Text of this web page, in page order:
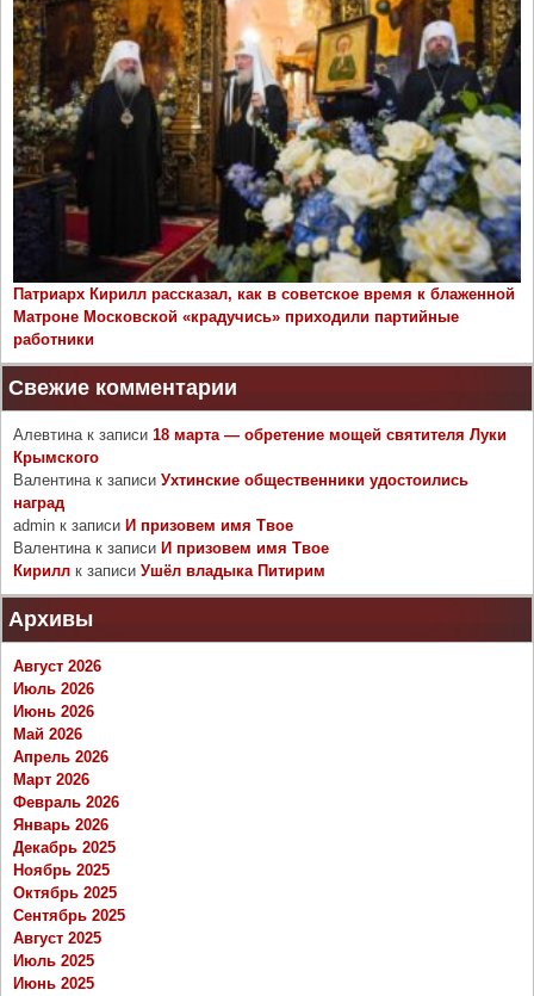
Патриарх Кирилл рассказал, как в советское время к блаженной
Матроне Московской «крадучись» приходили партийные
работники
Свежие комментарии
Алевтинак записи 18 марта — обретение мощей святителя Луки
Крымского
Валентинак записи Ухтинские общественники удостоились
наград
admin к записи И призовем имя Твое
Валентинак записи И призовем имя Твое
Кирилл к записи Ушёл владыка Питирим
Архивы
Август 2026
Июль 2026
Июнь 2026
Май 2026
Апрель 2026
Март 2026
Февраль 2026
Январь 2026
Декабрь 2025
Ноябрь 2025
Октябрь 2025
Сентябрь 2025
Август 2025
Июль 2025
Июнь 2025